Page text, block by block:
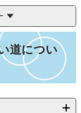
道につい